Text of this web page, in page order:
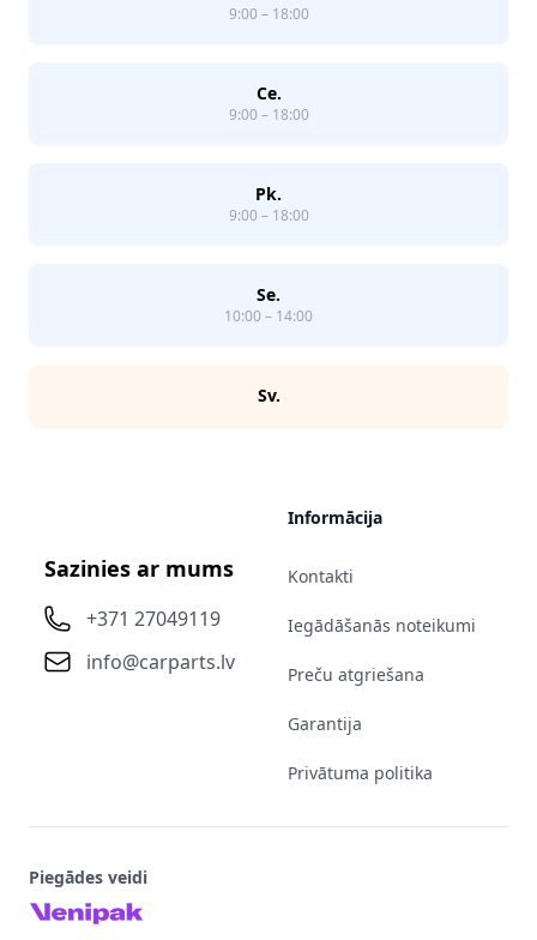
9:00 – 18:00
Ce.
9:00 – 18:00
Pk.
9:00 – 18:00
Se.
10:00 – 14:00
Sv.
Sazinies ar mums
+371 27049119
info@carparts.lv
Informācija
Kontakti
Iegādāšanās noteikumi
Preču atgriešana
Garantija
Privātuma politika
Piegādes veidi